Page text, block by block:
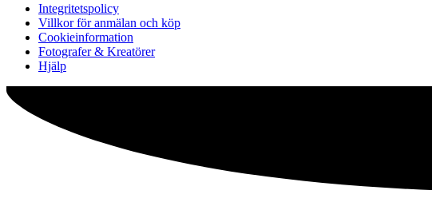
Integritetspolicy
Villkor för anmälan och köp
Cookieinformation
Fotografer & Kreatörer
Hjälp